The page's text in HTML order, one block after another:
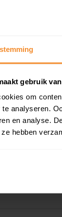
gebruik
om
analyseren.
en analyse.
hebben
in